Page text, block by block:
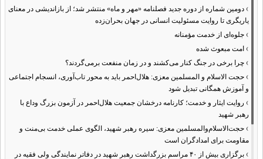
› دومین شماره از دوره جدید فصلنامه «مهر و ماه» منتشر شد؛ از بازاندیشی در معنای
یاریگری تا روایت مسئولیت انسانی در جهان بحران‌زده
› جلوه‌ای از خدمت مؤمنانه
› امت مبعوث شده
› چرا برخی در جنگ کنار می‌کشند و در زمان منفعت برمی‌گردند؟
› حجت الاسلام و المسلمین معزی: هلال‌احمر باید به محور تاب‌آوری، انسجام اجتماعی
و آموزش همگانی تبدیل شود
› روایت ایثار و خدمت؛ کارنامه درخشان جمعیت هلال‌احمر در آزمون بزرگ وداع با
رهبر شهید
› حجت‌الاسلام‌والمسلمین معزی: سیره رهبر شهید، الگوی عملی خدمت بی‌منت و
مقاومت برای امدادگران است
› برگزاری بیش از ۴۰ مراسم بزرگداشت رهبر شهید در دفاتر نمایندگی ولی فقیه در